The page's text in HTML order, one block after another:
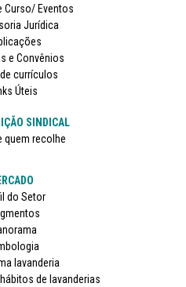
Curso/ Eventos
Jurídica
e Convênios
currículos
Úteis
SINDICAL
quem recolhe
do Setor
lavanderia
de lavanderias